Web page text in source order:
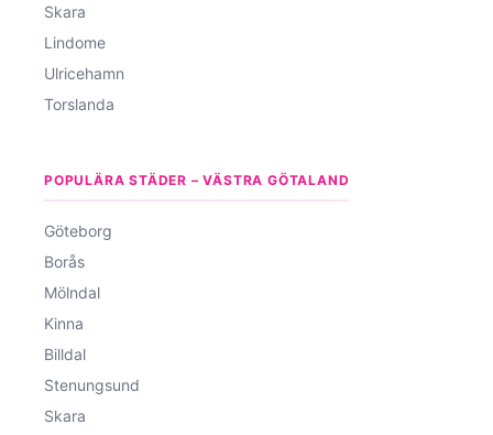
Skara
Lindome
Ulricehamn
Torslanda
POPULÄRA STÄDER – VÄSTRA GÖTALAND
Göteborg
Borås
Mölndal
Kinna
Billdal
Stenungsund
Skara